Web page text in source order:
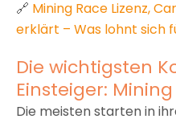
🔗 Mining Race Lizenz,
erklärt – Was lohnt sich
Die wichtigsten
Einsteiger:
Die meisten starten in